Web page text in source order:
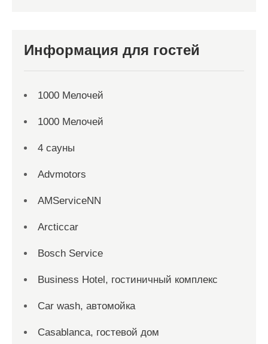
Информация для гостей
1000 Мелочей
1000 Мелочей
4 сауны
Advmotors
AMServiceNN
Arcticcar
Bosch Service
Business Hotel, гостиничный комплекс
Car wash, автомойка
Casablanca, гостевой дом